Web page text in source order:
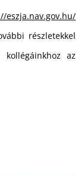
eszja.nav.gov.hu/
részletekkel
az